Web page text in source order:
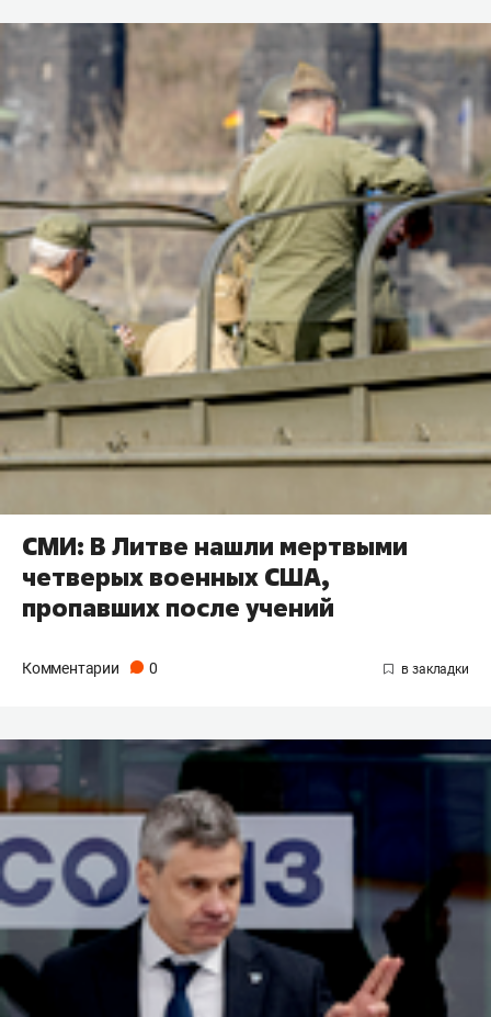
СМИ: В Литве нашли мертвыми
четверых военных США,
пропавших после учений
Комментарии 0